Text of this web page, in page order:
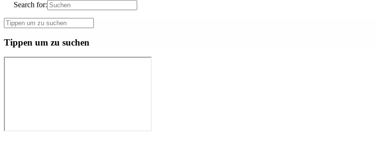
Search for:
Tippen um zu suchen